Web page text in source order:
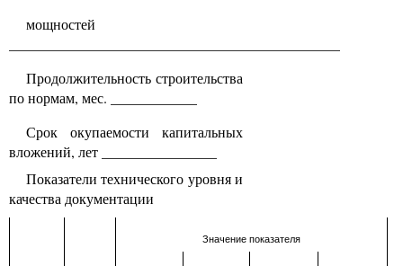
мощностей
Продолжительность строительства
по нормам, мес. ____________
Срок окупаемости капитальных
вложений, лет ________________
Показатели технического уровня и
качества документации
Значение показателя